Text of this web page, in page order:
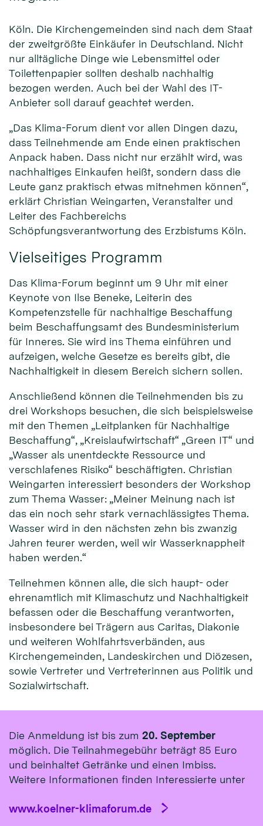
Köln. Die Kirchengemeinden sind nach dem Staat
der zweitgrößte Einkäufer in Deutschland. Nicht
nur alltägliche Dinge wie Lebensmittel oder
Toilettenpapier sollten deshalb nachhaltig
bezogen werden. Auch bei der Wahl des IT-
Anbieter soll darauf geachtet werden.
„Das Klima-Forum dient vor allen Dingen dazu,
dass Teilnehmende am Ende einen praktischen
Anpack haben. Dass nicht nur erzählt wird, was
nachhaltiges Einkaufen heißt, sondern dass die
Leute ganz praktisch etwas mitnehmen können“,
erklärt Christian Weingarten, Veranstalter und
Leiter des Fachbereichs
Schöpfungsverantwortung des Erzbistums Köln.
Vielseitiges Programm
Das Klima-Forum beginnt um 9 Uhr mit einer
Keynote von Ilse Beneke, Leiterin des
Kompetenzstelle für nachhaltige Beschaffung
beim Beschaffungsamt des Bundesministerium
für Inneres. Sie wird ins Thema einführen und
aufzeigen, welche Gesetze es bereits gibt, die
Nachhaltigkeit in diesem Bereich sichern sollen.
Anschließend können die Teilnehmenden bis zu
drei Workshops besuchen, die sich beispielsweise
mit den Themen „Leitplanken für Nachhaltige
Beschaffung“, „Kreislaufwirtschaft“ „Green IT“ und
„Wasser als unentdeckte Ressource und
verschlafenes Risiko“ beschäftigten. Christian
Weingarten interessiert besonders der Workshop
zum Thema Wasser: „Meiner Meinung nach ist
das ein noch sehr stark vernachlässigtes Thema.
Wasser wird in den nächsten zehn bis zwanzig
Jahren teurer werden, weil wir Wasserknappheit
haben werden.“
Teilnehmen können alle, die sich haupt- oder
ehrenamtlich mit Klimaschutz und Nachhaltigkeit
befassen oder die Beschaffung verantworten,
insbesondere bei Trägern aus Caritas, Diakonie
und weiteren Wohlfahrtsverbänden, aus
Kirchengemeinden, Landeskirchen und Diözesen,
sowie Vertreter und Vertreterinnen aus Politik und
Sozialwirtschaft.
Die Anmeldung ist bis zum 20. September
möglich. Die Teilnahmegebühr beträgt 85 Euro
und beinhaltet Getränke und einen Imbiss.
Weitere Informationen finden Interessierte unter
www.koelner-klimaforum.de